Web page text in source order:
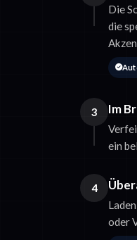
Die
die
3 Im
ein
4
oder